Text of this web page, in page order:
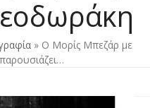
» O Μορίς Μπεζάρ με